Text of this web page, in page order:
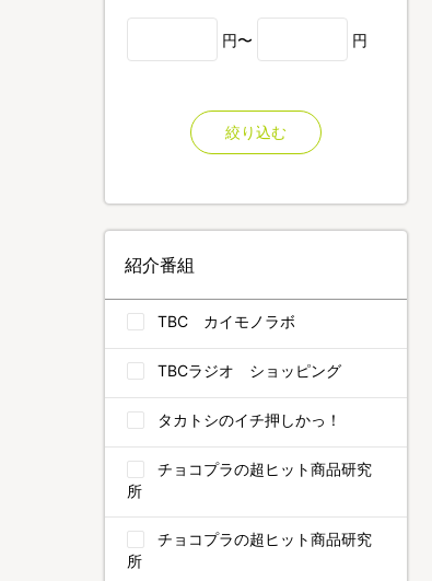
円〜 円
絞り込む
紹介番組
TBC カイモノラボ
TBCラジオ ショッピング
タカトシのイチ押しかっ！
チョコプラの超ヒット商品研究
所
チョコプラの超ヒット商品研究
所